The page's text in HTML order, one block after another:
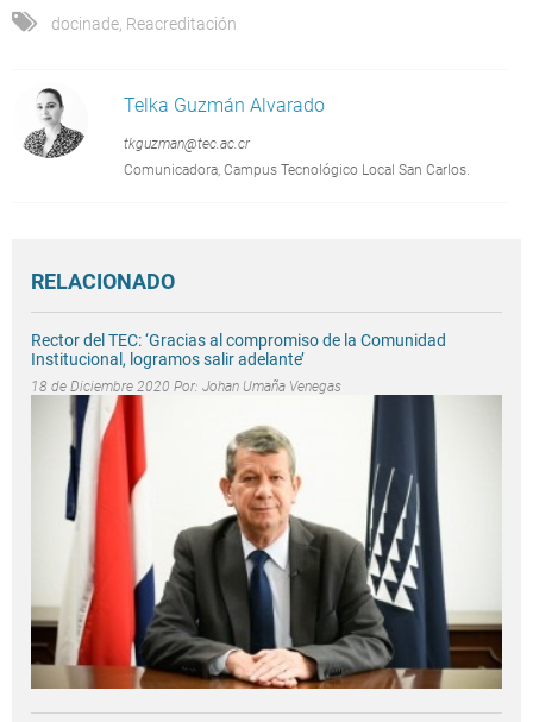
docinade Reacreditación
Telka Guzmán Alvarado
tkguzman@tec.ac.cr
Comunicadora, Campus Tecnológico Local San Carlos.
RELACIONADO
Rector del TEC: ‘Gracias al compromiso de la Comunidad
Institucional, logramos salir adelante’
18 de Diciembre 2020 Por: Johan Umaña Venegas